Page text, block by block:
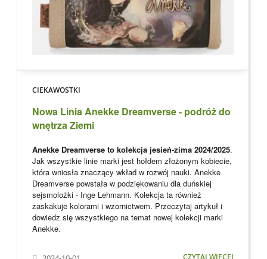
CIEKAWOSTKI
Nowa Linia Anekke Dreamverse - podróż do
wnętrza Ziemi
Anekke Dreamverse to kolekcja jesień-zima 2024/2025.
Jak wszystkie linie marki jest hołdem złożonym kobiecie,
która wniosła znaczący wkład w rozwój nauki. Anekke
Dreamverse powstała w podziękowaniu dla duńskiej
sejsmolożki - Inge Lehmann. Kolekcja ta również
zaskakuje kolorami i wzornictwem. Przeczytaj artykuł i
dowiedz się wszystkiego na temat nowej kolekcji marki
Anekke.